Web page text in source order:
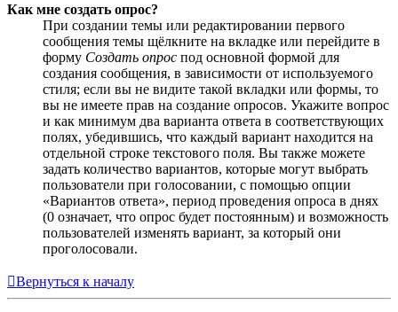
Как мне создать опрос?
При создании темы или редактировании первого
сообщения темы щёлкните на вкладке или перейдите в
форму Создать опрос под основной формой для
создания сообщения, в зависимости от используемого
стиля; если вы не видите такой вкладки или формы, то
вы не имеете прав на создание опросов. Укажите вопрос
и как минимум два варианта ответа в соответствующих
полях, убедившись, что каждый вариант находится на
отдельной строке текстового поля. Вы также можете
задать количество вариантов, которые могут выбрать
пользователи при голосовании, с помощью опции
«Вариантов ответа», период проведения опроса в днях
(0 означает, что опрос будет постоянным) и возможность
пользователей изменять вариант, за который они
проголосовали.
Вернуться к началу